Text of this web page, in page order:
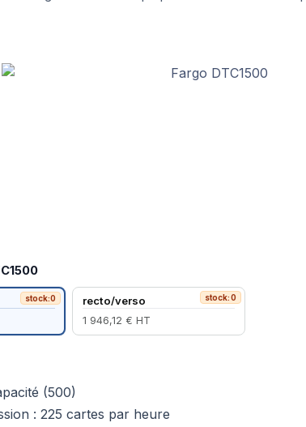
stock:0 stock:0
recto/verso
1 946,12 € HT
(500)
: 225 cartes par heure